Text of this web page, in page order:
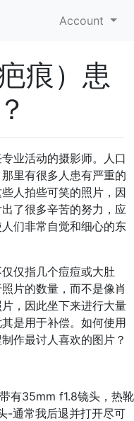
Account
痕）患
业活动的摄影师。人口
里有很多人患有严重的
人拍些可笑的照片，因
了很多辛苦的努力，应
们非常自觉和细心的东
仅指几个痘痘或大肚
片的数量，而不是像肖
，因此坐下来进行大量
是用于补偿。如何使用
作最讨人喜欢的图片？
有35mm f1.8镜头，热靴
-通常我后退并打开尽可